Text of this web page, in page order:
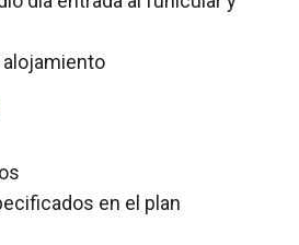
en el plan